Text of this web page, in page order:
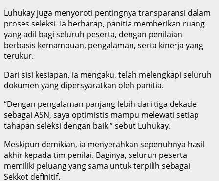
Luhukay juga menyoroti pentingnya transparansi dalam
proses seleksi. Ia berharap, panitia memberikan ruang
yang adil bagi seluruh peserta, dengan penilaian
berbasis kemampuan, pengalaman, serta kinerja yang
terukur.
Dari sisi kesiapan, ia mengaku, telah melengkapi seluruh
dokumen yang dipersyaratkan oleh panitia.
“Dengan pengalaman panjang lebih dari tiga dekade
sebagai ASN, saya optimistis mampu melewati setiap
tahapan seleksi dengan baik,” sebut Luhukay.
Meskipun demikian, ia menyerahkan sepenuhnya hasil
akhir kepada tim penilai. Baginya, seluruh peserta
memiliki peluang yang sama untuk terpilih sebagai
Sekkot definitif.